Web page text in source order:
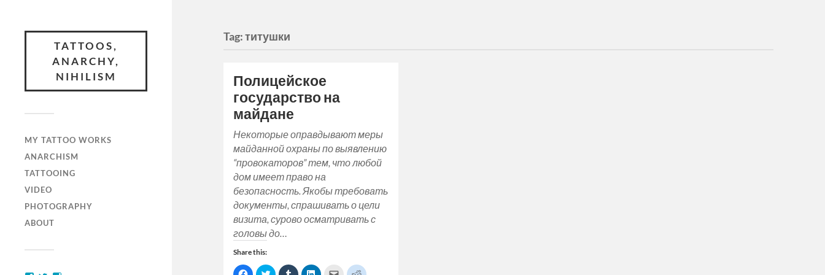
TATTOOS,
ANARCHY,
NIHILISM
MY TATTOO WORKS
ANARCHISM
TATTOOING
VIDEO
PHOTOGRAPHY
ABOUT
Tag:титушки
Полицейское
государство на
майдане
Некоторые оправдывают меры
майданной охраны по выявлению
“провокаторов” тем, что любой
дом имеет право на
безопасность. Якобы требовать
документы, спрашивать о цели
визита, сурово осматривать с
головы до…
Share this:
Click Click Click Click Click Click